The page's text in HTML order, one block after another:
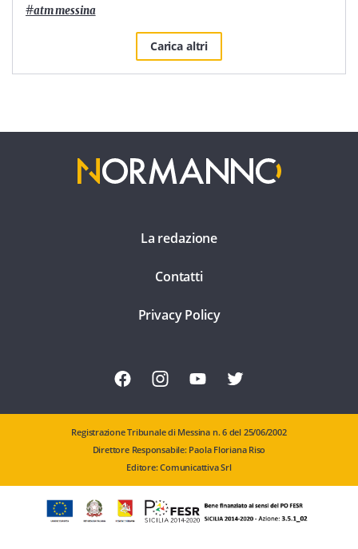
#atm messina
Carica altri
La redazione
Contatti
Privacy Policy
Registrazione Tribunale di Messina n. 6 del 25/06/2002
Direttore Responsabile: Paola Floriana Riso
Editore: Comunicattiva Srl